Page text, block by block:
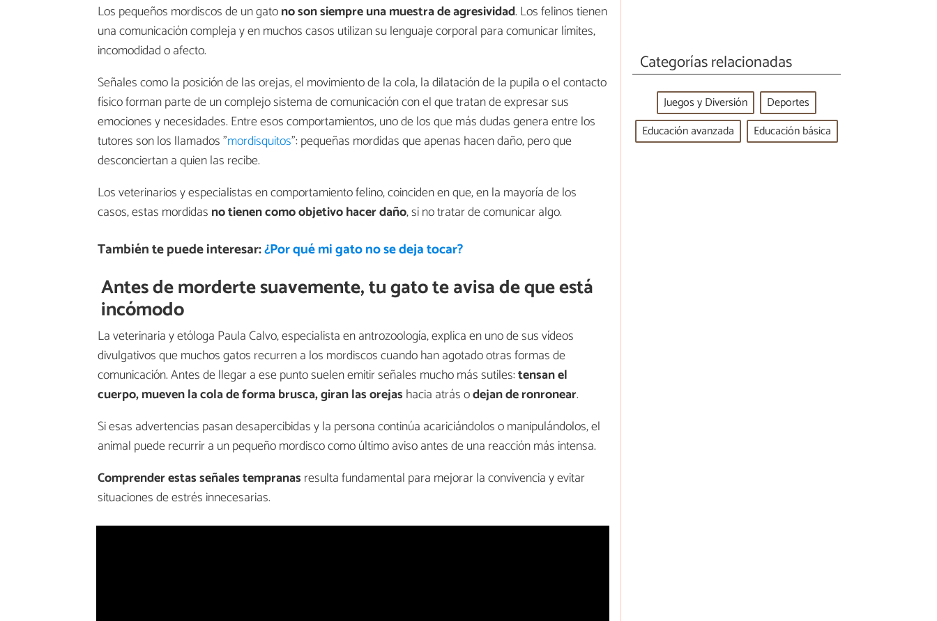
Los pequeños mordiscos de un gatono son siempre una muestra de agresividad. Los felinos tienen
una comunicación compleja y en muchos casos utilizan su lenguaje corporal para comunicar límites,
incomodidad o afecto.
Señales como la posición de las orejas, el movimiento de la cola, la dilatación de la pupila o el contacto
físico forman parte de un complejo sistema de comunicación con el que tratan de expresar sus
emociones y necesidades. Entre esos comportamientos, uno de los que más dudas genera entre los
tutores son los llamados "mordisquitos": pequeñas mordidas que apenas hacen daño, pero que
desconciertan a quien las recibe.
Los veterinarios y especialistas en comportamiento felino, coinciden en que, en la mayoría de los
casos, estas mordidas no tienen como objetivo hacer daño, si no tratar de comunicar algo.
También te puede interesar:¿Por qué mi gato no se deja tocar?
Antes de morderte suavemente, tu gato te avisa de que está
incómodo
La veterinaria y etóloga Paula Calvo, especialista en antrozoología, explica en uno de sus vídeos
divulgativos que muchos gatos recurren a los mordiscos cuando han agotado otras formas de
comunicación. Antes de llegar a ese punto suelen emitir señales mucho más sutiles:tensan el
cuerpo, mueven la cola de forma brusca, giran las orejas hacia atrás odejan de ronronear.
Si esas advertencias pasan desapercibidas y la persona continúa acariciándolos o manipulándolos, el
animal puede recurrir a un pequeño mordisco como último aviso antes de una reacción más intensa.
Comprender estas señales tempranas resulta fundamental para mejorar la convivencia y evitar
situaciones de estrés innecesarias.
Categorías relacionadas
Juegos y Diversión
Deportes
Educación avanzada
Educación básica